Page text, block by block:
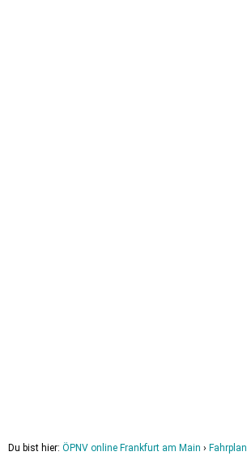
Du bist hier: ÖPNV online Frankfurt am Main › Fahrplan